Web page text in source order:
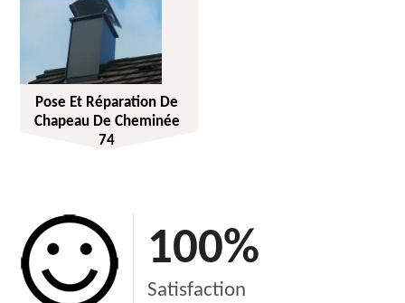
Pose Et Réparation De
Chapeau De Cheminée
74
100%
Satisfaction